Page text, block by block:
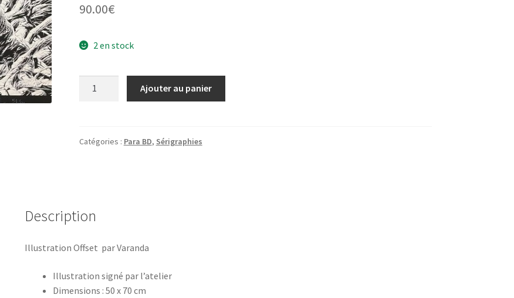
90.00€
2 en stock
Varanda
Ajouter au panier
Catégories : Para BD, Sérigraphies
Description
Illustration Offset par Varanda
Illustration signé par l’atelier
Dimensions : 50 x 70 cm